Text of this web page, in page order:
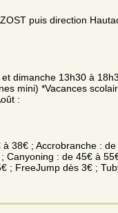
puis direction
dimanche 13h30 à
mini) *Vacances
:
38€ ; Accrobranche :
Canyoning : de 45€ à
; FreeJump dès 3€ ;